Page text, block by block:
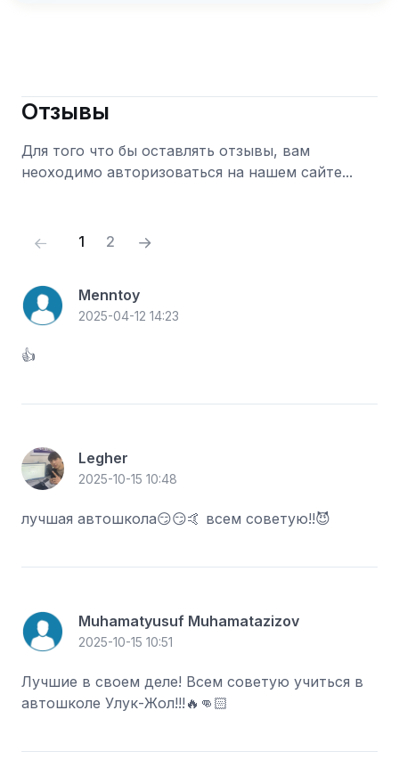
Отзывы
Для того что бы оставлять отзывы, вам
неоходимо авторизоваться на нашем сайте...
1 (current)
2
Menntoy
2025-04-12 14:23
👍
Legher
2025-10-15 10:48
лучшая автошкола😏😏🤙 всем советую!!😈
Muhamatyusuf Muhamatazizov
2025-10-15 10:51
Лучшие в своем деле! Всем советую учиться в
автошколе Улук-Жол!!!🔥👊🏻